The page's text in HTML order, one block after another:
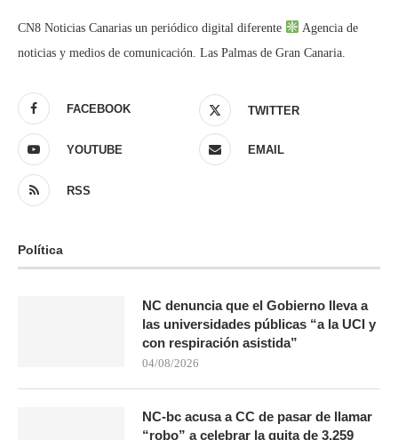
CN8 Noticias Canarias un periódico digital diferente
Agencia de
noticias y medios de comunicación. Las Palmas de Gran Canaria.
FACEBOOK TWITTER
YOUTUBE EMAIL
RSS
Política
NC denuncia que el Gobierno lleva a
las universidades públicas “a la UCI y
con respiración asistida”
04/08/2026
NC-bc acusa a CC de pasar de llamar
“robo” a celebrar la quita de 3.259